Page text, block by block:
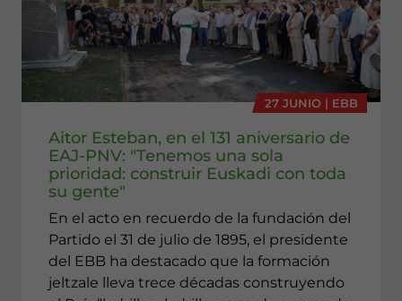
27 JUNIO | EBB
Aitor Esteban, en el 131 aniversario de
EAJ-PNV: "Tenemos una sola
prioridad: construir Euskadi con toda
su gente"
En el acto en recuerdo de la fundación del
Partido el 31 de julio de 1895, el presidente
del EBB ha destacado que la formación
jeltzale lleva trece décadas construyendo